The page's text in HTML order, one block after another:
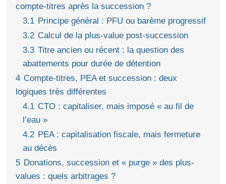
compte-titres après la succession ?
3.1 Principe général : PFU ou barème progressif
3.2 Calcul de la plus-value post-succession
3.3 Titre ancien ou récent : la question des
abattements pour durée de détention
4 Compte-titres, PEA et succession : deux
logiques très différentes
4.1 CTO : capitaliser, mais imposé « au fil de
l’eau »
4.2 PEA : capitalisation fiscale, mais fermeture
au décès
5 Donations, succession et « purge » des plus-
values : quels arbitrages ?